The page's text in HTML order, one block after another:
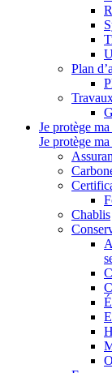
Plan
Je protège
Je protège
Chablis